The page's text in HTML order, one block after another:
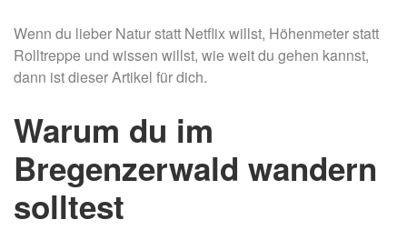
Wenn du lieber Natur statt Netflix willst, Höhenmeter statt
Rolltreppe und wissen willst, wie weit du gehen kannst,
dann ist dieser Artikel für dich.
Warum du im
Bregenzerwald wandern
solltest